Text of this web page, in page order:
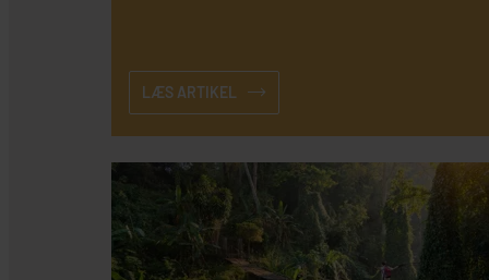
LÆS ARTIKEL